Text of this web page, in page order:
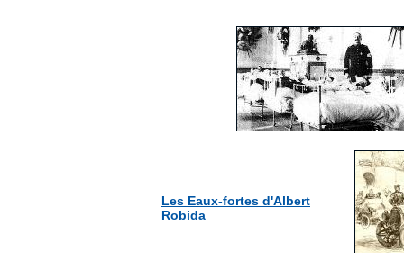
Les Eaux-fortes d'Albert
Robida